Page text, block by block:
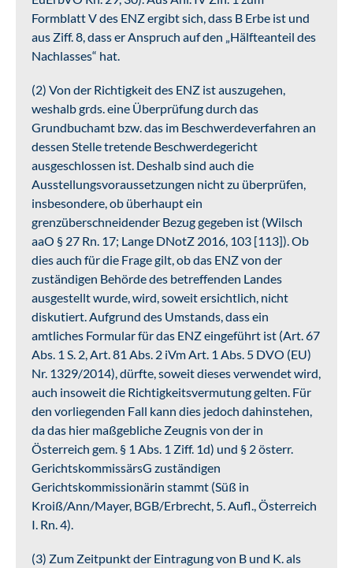
Formblatt V des ENZ ergibt sich, dass B Erbe ist und
aus Ziff. 8, dass er Anspruch auf den „Hälfteanteil des
Nachlasses“ hat.
(2) Von der Richtigkeit des ENZ ist auszugehen,
weshalb grds. eine Überprüfung durch das
Grundbuchamt bzw. das im Beschwerdeverfahren an
dessen Stelle tretende Beschwerdegericht
ausgeschlossen ist. Deshalb sind auch die
Ausstellungsvoraussetzungen nicht zu überprüfen,
insbesondere, ob überhaupt ein
grenzüberschneidender Bezug gegeben ist (Wilsch
aaO § 27 Rn. 17; Lange DNotZ 2016, 103 [113]). Ob
dies auch für die Frage gilt, ob das ENZ von der
zuständigen Behörde des betreffenden Landes
ausgestellt wurde, wird, soweit ersichtlich, nicht
diskutiert. Aufgrund des Umstands, dass ein
amtliches Formular für das ENZ eingeführt ist (Art. 67
Abs. 1 S. 2, Art. 81 Abs. 2 iVm Art. 1 Abs. 5 DVO (EU)
Nr. 1329/2014), dürfte, soweit dieses verwendet wird,
auch insoweit die Richtigkeitsvermutung gelten. Für
den vorliegenden Fall kann dies jedoch dahinstehen,
da das hier maßgebliche Zeugnis von der in
Österreich gem. § 1 Abs. 1 Ziff. 1d) und § 2 österr.
GerichtskommissärsG zuständigen
Gerichtskommissionärin stammt (Süß in
Kroiß/Ann/Mayer, BGB/Erbrecht, 5. Aufl., Österreich
I. Rn. 4).
(3) Zum Zeitpunkt der Eintragung von B und K. als